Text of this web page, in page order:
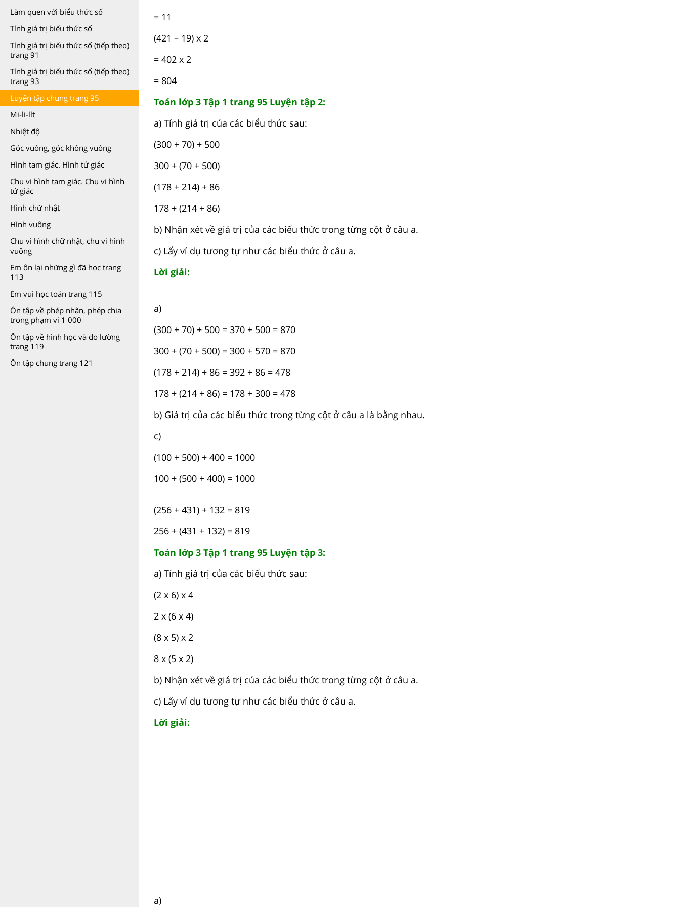
Làm quen với biểu thức số
Tính giá trị biểu thức số
Tính giá trị biểu thức số (tiếp theo)
trang 91
Tính giá trị biểu thức số (tiếp theo)
trang 93
Luyện tập chung trang 95
Mi-li-lít
Nhiệt độ
Góc vuông, góc không vuông
Hình tam giác. Hình tứ giác
Chu vi hình tam giác. Chu vi hình
tứ giác
Hình chữ nhật
Hình vuông
Chu vi hình chữ nhật, chu vi hình
vuông
Em ôn lại những gì đã học trang
113
Em vui học toán trang 115
Ôn tập về phép nhân, phép chia
trong phạm vi 1 000
Ôn tập về hình học và đo lường
trang 119
Ôn tập chung trang 121
= 11
(421 – 19) x 2
= 402 x 2
= 804
Toán lớp 3 Tập 1 trang 95 Luyện tập 2:
a) Tính giá trị của các biểu thức sau:
(300 + 70) + 500
300 + (70 + 500)
(178 + 214) + 86
178 + (214 + 86)
b) Nhận xét về giá trị của các biểu thức trong từng cột ở câu a.
c) Lấy ví dụ tương tự như các biểu thức ở câu a.
Lời giải:
a)
(300 + 70) + 500 = 370 + 500 = 870
300 + (70 + 500) = 300 + 570 = 870
(178 + 214) + 86 = 392 + 86 = 478
178 + (214 + 86) = 178 + 300 = 478
b) Giá trị của các biểu thức trong từng cột ở câu a là bằng nhau.
c)
(100 + 500) + 400 = 1000
100 + (500 + 400) = 1000
(256 + 431) + 132 = 819
256 + (431 + 132) = 819
Toán lớp 3 Tập 1 trang 95 Luyện tập 3:
a) Tính giá trị của các biểu thức sau:
(2 x 6) x 4
2 x (6 x 4)
(8 x 5) x 2
8 x (5 x 2)
b) Nhận xét về giá trị của các biểu thức trong từng cột ở câu a.
c) Lấy ví dụ tương tự như các biểu thức ở câu a.
Lời giải:
a)